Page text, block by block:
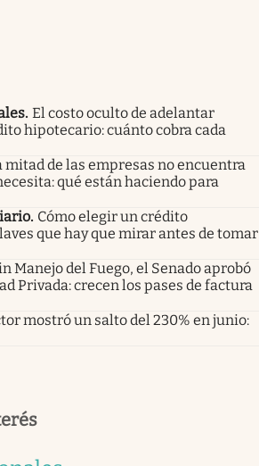
. El costo oculto de adelantar
hipotecario: cuánto cobra cada
mitad de las empresas no encuentra
qué están haciendo para
. Cómo elegir un crédito
que hay que mirar antes de tomar
Manejo del Fuego, el Senado aprobó
Privada: crecen los pases de factura
mostró un salto del 230% en junio: